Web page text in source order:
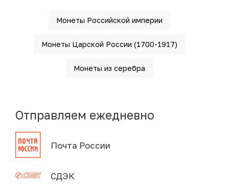
Монеты Российской империи
Монеты Царской России (1700-1917)
Монеты из серебра
Отправляем ежедневно
Почта России
СДЭК